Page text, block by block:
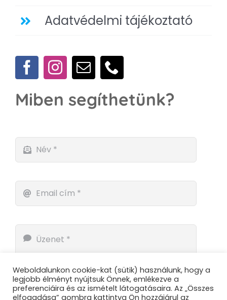
Adatvédelmi tájékoztató
Miben segíthetünk?
Weboldalunkon cookie-kat (sütik) használunk, hogy a
legjobb élményt nyújtsuk Önnek, emlékezve a
preferenciáira és az ismételt látogatásaira. Az „Összes
elfogadása” gombra kattintva Ön hozzájárul az